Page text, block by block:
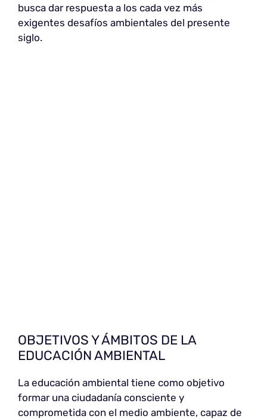
busca dar respuesta a los cada vez más
exigentes desafíos ambientales del presente
siglo.
OBJETIVOS Y ÁMBITOS DE LA
EDUCACIÓN AMBIENTAL
La educación ambiental tiene como objetivo
formar una ciudadanía consciente y
comprometida con el medio ambiente, capaz de